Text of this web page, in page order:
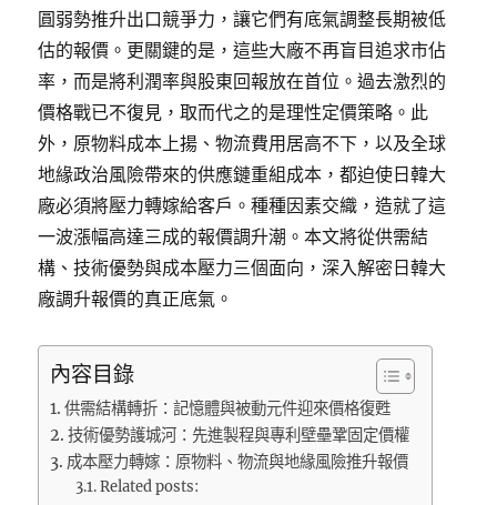
圓弱勢推升出口競爭力，讓它們有底氣調整長期被低
估的報價。更關鍵的是，這些大廠不再盲目追求市佔
率，而是將利潤率與股東回報放在首位。過去激烈的
價格戰已不復見，取而代之的是理性定價策略。此
外，原物料成本上揚、物流費用居高不下，以及全球
地緣政治風險帶來的供應鏈重組成本，都迫使日韓大
廠必須將壓力轉嫁給客戶。種種因素交織，造就了這
一波漲幅高達三成的報價調升潮。本文將從供需結
構、技術優勢與成本壓力三個面向，深入解密日韓大
廠調升報價的真正底氣。
內容目錄
供需結構轉折：記憶體與被動元件迎來價格復甦
技術優勢護城河：先進製程與專利壁壘鞏固定價權
成本壓力轉嫁：原物料、物流與地緣風險推升報價
Related posts: